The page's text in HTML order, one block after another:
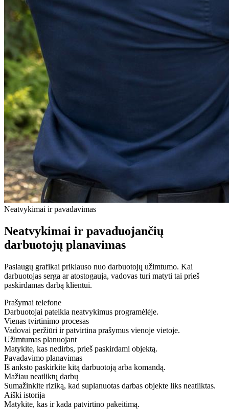
Neatvykimai ir pavadavimas
Neatvykimai ir pavaduojančių
darbuotojų planavimas
Paslaugų grafikai priklauso nuo darbuotojų užimtumo. Kai
darbuotojas serga ar atostogauja, vadovas turi matyti tai prieš
paskirdamas darbą klientui.
Prašymai telefone
Darbuotojai pateikia neatvykimus programėlėje.
Vienas tvirtinimo procesas
Vadovai peržiūri ir patvirtina prašymus vienoje vietoje.
Užimtumas planuojant
Matykite, kas nedirbs, prieš paskirdami objektą.
Pavadavimo planavimas
Iš anksto paskirkite kitą darbuotoją arba komandą.
Mažiau neatliktų darbų
Sumažinkite riziką, kad suplanuotas darbas objekte liks neatliktas.
Aiški istorija
Matykite, kas ir kada patvirtino pakeitimą.